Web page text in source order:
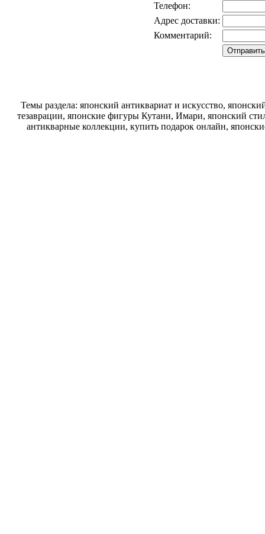
Телефон:
Адрес доставки:
Комментарий:
Темы раздела: японский антиквариат и искусство,
тезаврации, японские фигуры Кутани, Имари, японский
антикварные коллекции, купить подарок онлайн,